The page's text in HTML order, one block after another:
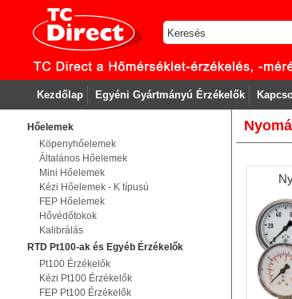
Kezdőlap Egyéni Gyártmányú Érzékelők
Hőelemek
Köpenyhőelemek
Általános Hőelemek
Mini Hőelemek
Kézi Hőelemek - K típusú
FEP Hőelemek
Hővédőtokok
Kalibrálás
RTD Pt100-ak és Egyéb Érzékelők
Pt100 Érzékelők
Kézi Pt100 Érzékelők
FEP Pt100 Érzékelők